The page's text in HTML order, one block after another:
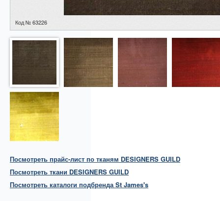
Код № 63226
Посмотреть прайс-лист по тканям DESIGNERS GUILD
Посмотреть ткани DESIGNERS GUILD
Посмотреть каталоги подбренда St James's